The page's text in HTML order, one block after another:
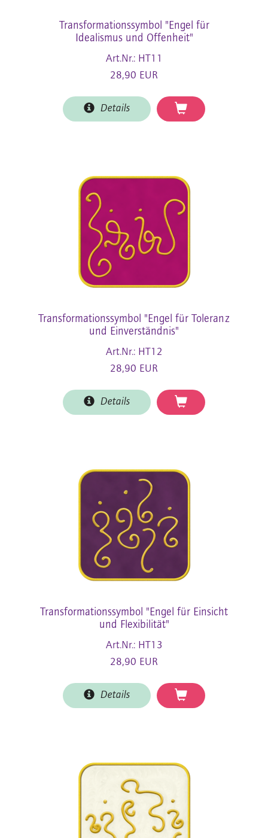
Transformationssymbol "Engel für
Idealismus und Offenheit"
Art.Nr.: HT11
28,90 EUR
Details
Transformationssymbol "Engel für Toleranz
und Einverständnis"
Art.Nr.: HT12
28,90 EUR
Details
Transformationssymbol "Engel für Einsicht
und Flexibilität"
Art.Nr.: HT13
28,90 EUR
Details